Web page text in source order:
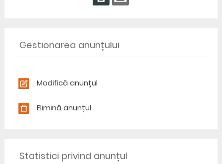
Gestionarea anunțului
Modifică anunțul
Elimină anunțul
Statistici privind anunțul